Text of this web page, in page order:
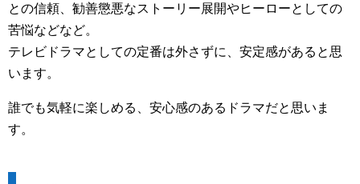
との信頼、勧善懲悪なストーリー展開やヒーローとしての
苦悩などなど。
テレビドラマとしての定番は外さずに、安定感があると思
います。
誰でも気軽に楽しめる、安心感のあるドラマだと思いま
す。